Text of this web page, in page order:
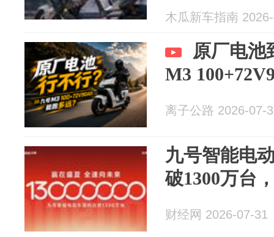
木瓜新车指南
原厂电池
M3
离子公路 2026-07-
九号智能电
破1300万台
财经网 2026-07-31